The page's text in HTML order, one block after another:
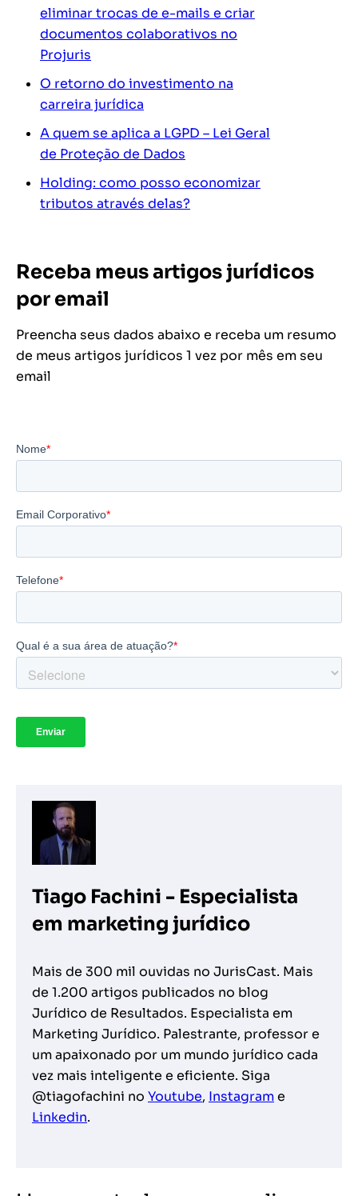
eliminar trocas de e-mails e criar
documentos colaborativos no
Projuris
O retorno do investimento na
carreira jurídica
A quem se aplica a LGPD – Lei Geral
de Proteção de Dados
Holding: como posso economizar
tributos através delas?
Receba meus artigos jurídicos
por email
Preencha seus dados abaixo e receba um resumo
de meus artigos jurídicos 1 vez por mês em seu
email
Tiago Fachini - Especialista
em marketing jurídico
Mais de 300 mil ouvidas no JurisCast. Mais
de 1.200 artigos publicados no blog
Jurídico de Resultados. Especialista em
Marketing Jurídico. Palestrante, professor e
um apaixonado por um mundo jurídico cada
vez mais inteligente e eficiente. Siga
@tiagofachini no Youtube, Instagrame
Linkedin.